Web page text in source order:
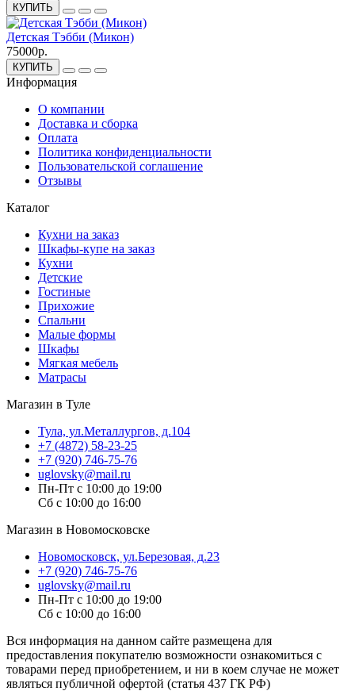
КУПИТЬ
Детская Тэбби (Микон)
75000р.
КУПИТЬ
Информация
О компании
Доставка и сборка
Оплата
Политика конфиденциальности
Пользовательской соглашение
Отзывы
Каталог
Кухни на заказ
Шкафы-купе на заказ
Кухни
Детские
Гостиные
Прихожие
Спальни
Малые формы
Шкафы
Мягкая мебель
Матрасы
Магазин в Туле
Тула, ул.Металлургов, д.104
+7 (4872) 58-23-25
+7 (920) 746-75-76
uglovsky@mail.ru
Пн-Пт с 10:00 до 19:00
Сб с 10:00 до 16:00
Магазин в Новомосковске
Новомосковск, ул.Березовая, д.23
+7 (920) 746-75-76
uglovsky@mail.ru
Пн-Пт с 10:00 до 19:00
Сб с 10:00 до 16:00
Вся информация на данном сайте размещена для
предоставления покупателю возможности ознакомиться с
товарами перед приобретением, и ни в коем случае не может
являться публичной офертой (статья 437 ГК РФ)